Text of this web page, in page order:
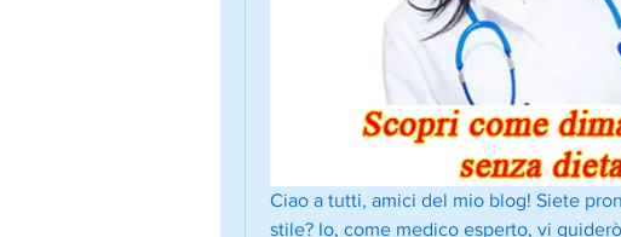
Ciao a tutti, amici del mio blog! Siete
stile? Io, come medico esperto, vi